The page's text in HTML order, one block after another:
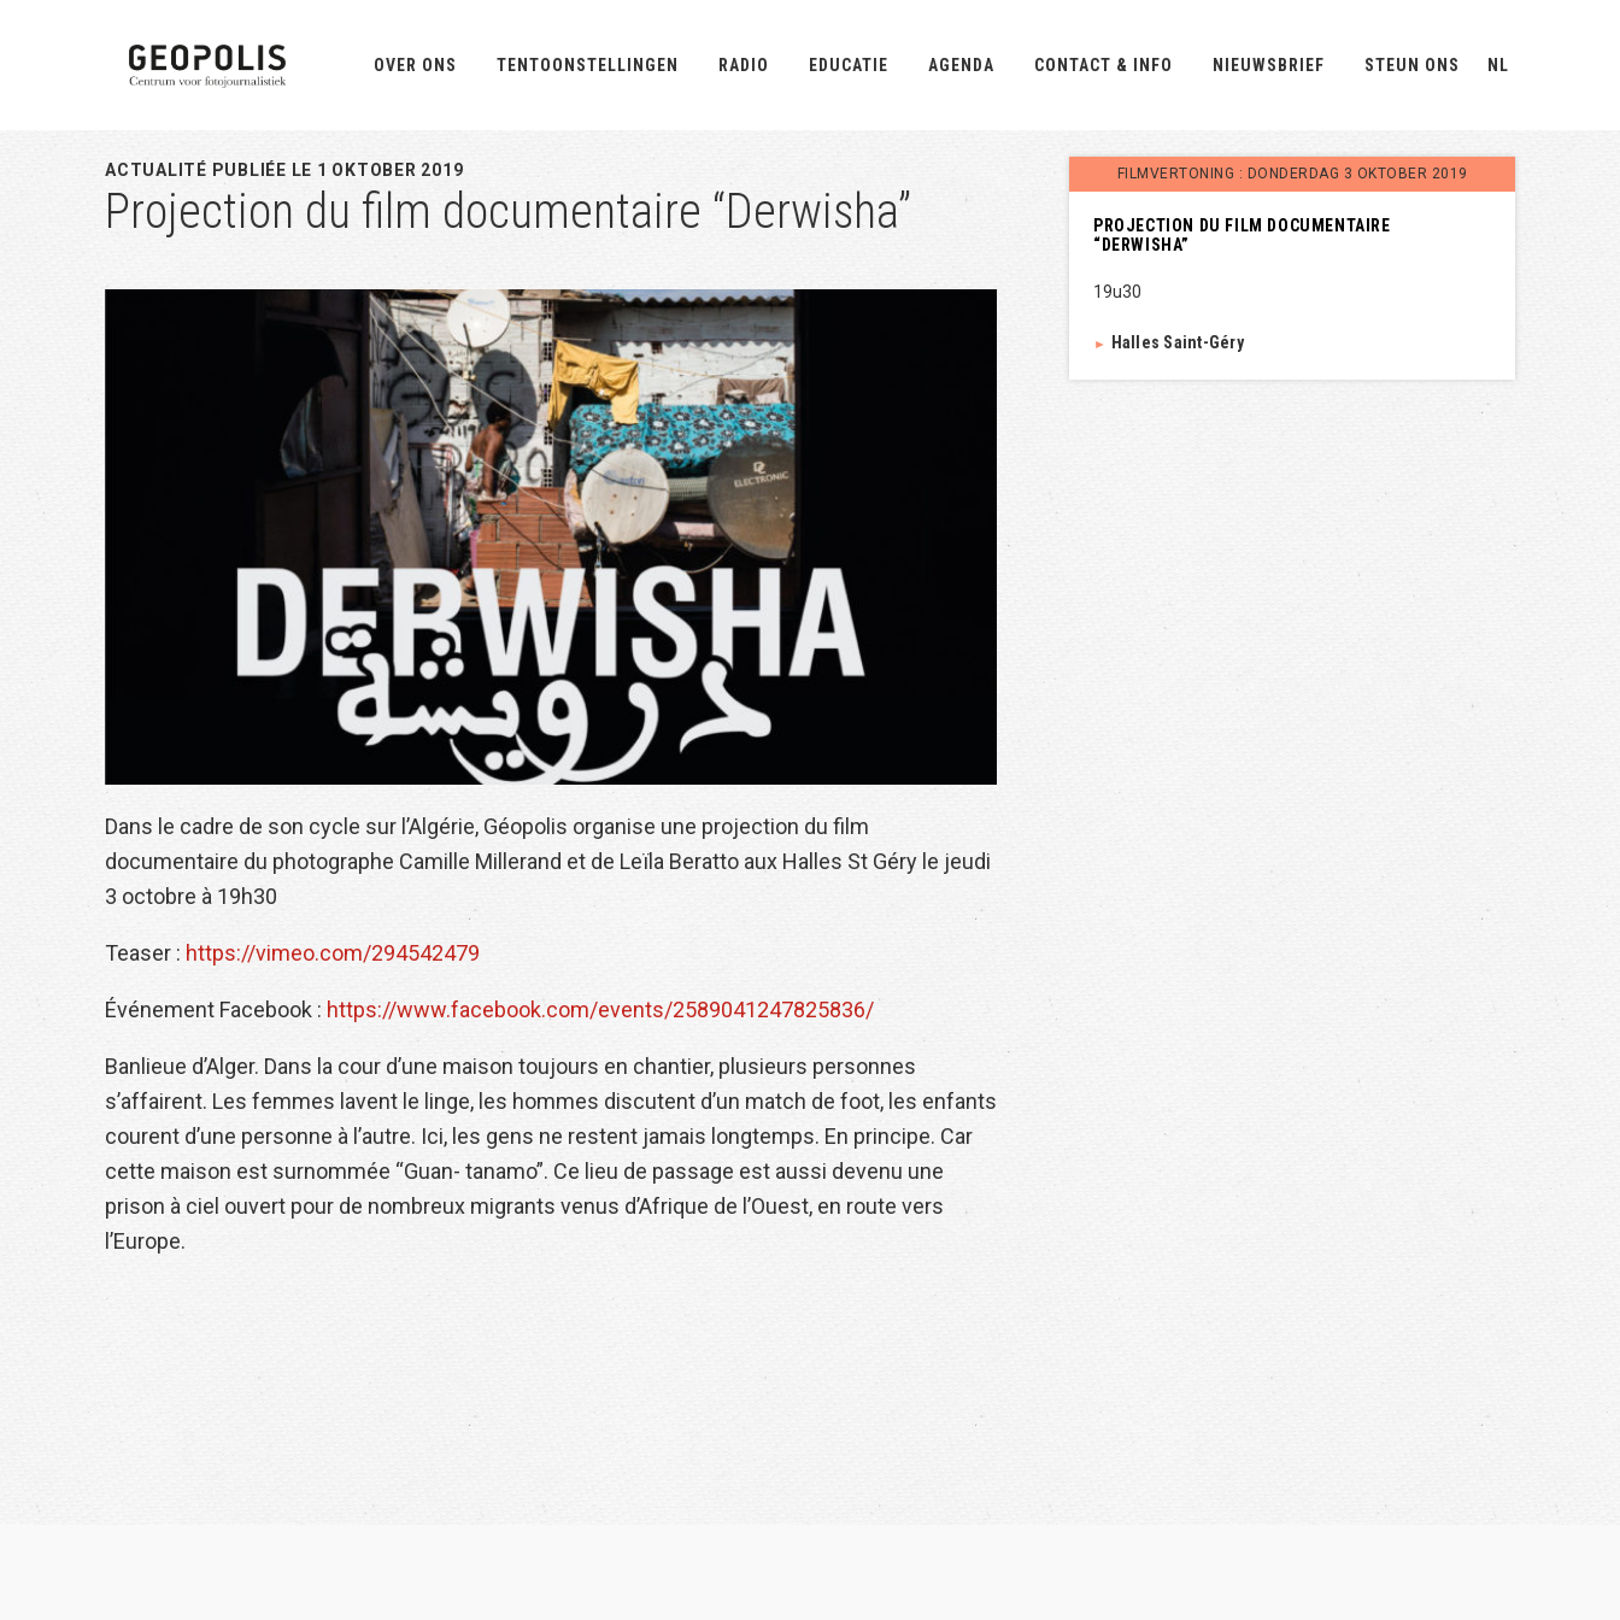
inhoud
sidebar
OVER ONS TENTOONSTELLINGEN RADIO EDUCATIE AGENDA CONTACT & INFO NIEUWSBRIEF STEUN ONS NL
ACTUALITÉ PUBLIÉE LE 1 OKTOBER 2019
Projection du film documentaire “Derwisha”
Dans le cadre de son cycle sur l’Algérie, Géopolis organise une projection du film
documentaire du photographe Camille Millerand et de Leïla Beratto aux Halles St Géry le jeudi
3 octobre à 19h30
Teaser : https://vimeo.com/294542479
Événement Facebook : https://www.facebook.com/events/2589041247825836/
Banlieue d’Alger. Dans la cour d’une maison toujours en chantier, plusieurs personnes
s’affairent. Les femmes lavent le linge, les hommes discutent d’un match de foot, les enfants
courent d’une personne à l’autre. Ici, les gens ne restent jamais longtemps. En principe. Car
cette maison est surnommée “Guan- tanamo”. Ce lieu de passage est aussi devenu une
prison à ciel ouvert pour de nombreux migrants venus d’Afrique de l’Ouest, en route vers
l’Europe.
FILMVERTONING : DONDERDAG 3 OKTOBER 2019
PROJECTION DU FILM DOCUMENTAIRE
“DERWISHA”
19u30
► Halles Saint-Géry